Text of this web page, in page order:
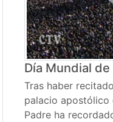
Día Mundial de
Tras haber
palacio apostólico
Padre ha